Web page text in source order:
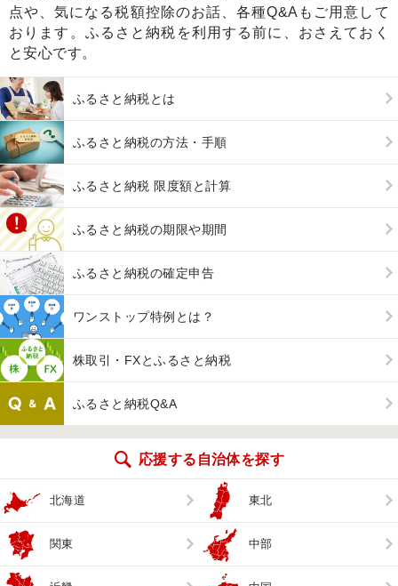
点や、気になる税額控除のお話、各種Q&Aもご用意して
おります。ふるさと納税を利用する前に、おさえておく
と安心です。
ふるさと納税とは
ふるさと納税の方法・手順
ふるさと納税 限度額と計算
ふるさと納税の期限や期間
ふるさと納税の確定申告
ワンストップ特例とは？
株取引・FXとふるさと納税
ふるさと納税Q&A
応援する自治体を探す
北海道 東北
関東 中部